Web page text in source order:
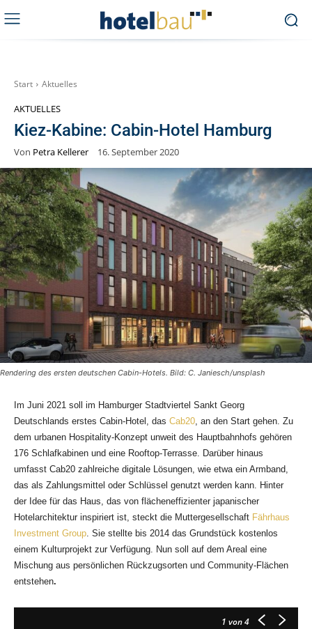
Start Aktuelles
AKTUELLES
Kiez-Kabine: Cabin-Hotel Hamburg
Von Petra Kellerer 16. September 2020
Rendering des ersten deutschen Cabin-Hotels. Bild: C. Janiesch/unsplash
Im Juni 2021 soll im Hamburger Stadtviertel Sankt Georg
Deutschlands erstes Cabin-Hotel, das Cab20, an den Start gehen. Zu
dem urbanen Hospitality-Konzept unweit des Hauptbahnhofs gehören
176 Schlafkabinen und eine Rooftop-Terrasse. Darüber hinaus
umfasst Cab20 zahlreiche digitale Lösungen, wie etwa ein Armband,
das als Zahlungsmittel oder Schlüssel genutzt werden kann. Hinter
der Idee für das Haus, das von flächeneffizienter japanischer
Hotelarchitektur inspiriert ist, steckt die Muttergesellschaft Fährhaus
Investment Group. Sie stellte bis 2014 das Grundstück kostenlos
einem Kulturprojekt zur Verfügung. Nun soll auf dem Areal eine
Mischung aus persönlichen Rückzugsorten und Community-Flächen
entstehen.
1 von 4